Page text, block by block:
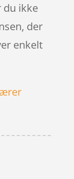
du ikke
der
enkelt